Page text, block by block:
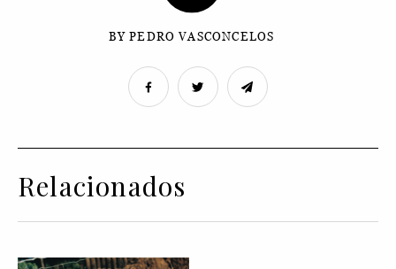
BY PEDRO VASCONCELOS
Relacionados